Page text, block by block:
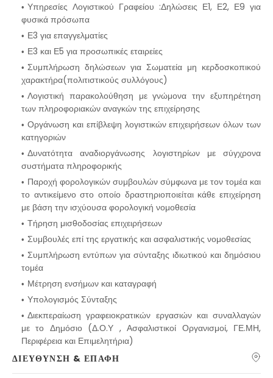
Υπηρεσίες Λογιστικού Γραφείου :Δηλώσεις Ε1, Ε2, Ε9 για
φυσικά πρόσωπα
Ε3 για επαγγελματίες
Ε3 και Ε5 για προσωπικές εταιρείες
Συμπλήρωση δηλώσεων για Σωματεία μη κερδοσκοπικού
χαρακτήρα(πολιτιστικούς συλλόγους)
Λογιστική παρακολούθηση με γνώμονα την εξυπηρέτηση
των πληροφοριακών αναγκών της επιχείρησης
Οργάνωση και επίβλεψη λογιστικών επιχειρήσεων όλων των
κατηγοριών
Δυνατότητα αναδιοργάνωσης λογιστηρίων με σύγχρονα
συστήματα πληροφορικής
Παροχή φορολογικών συμβουλών σύμφωνα με τον τομέα και
το αντικείμενο στο οποίο δραστηριοποιείται κάθε επιχείρηση
με βάση την ισχύουσα φορολογική νομοθεσία
Τήρηση μισθοδοσίας επιχειρήσεων
Συμβουλές επί της εργατικής και ασφαλιστικής νομοθεσίας
Συμπλήρωση εντύπων για σύνταξης ιδιωτικού και δημόσιου
τομέα
Μέτρηση ενσήμων και καταγραφή
Υπολογισμός Σύνταξης
Διεκπεραίωση γραφειοκρατικών εργασιών και συναλλαγών
με το Δημόσιο (Δ.Ο.Υ , Ασφαλιστικοί Οργανισμοί, ΓΕ.ΜΗ,
Περιφέρεια και Επιμελητήρια)
ΔΙΕΥΘΥΝΣΗ & ΕΠΑΦΗ